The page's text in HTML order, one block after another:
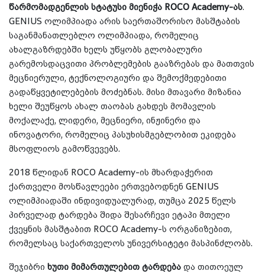
წარმომადგენლის სტატუსი მიენიჭა ROCO Academy-ას
GENIUS ოლიმპიადა არის საერთაშორისო მასშტაბის
საგანმანათლებლო ოლიმპიადა, რომელიც
ახალგაზრდებში ხელს უწყობს გლობალური
გარემოსდაცვითი პრობლემების გააზრებას და მათთვის
მეცნიერული, ტექნოლოგიური და შემოქმედებითი
გადაწყვეტილებების მოძებნას. მისი მთავარი მიზანია
ხელი შეუწყოს ახალ თაობას გახდეს მომავლის
მოქალაქე, ლიდერი, მეცნიერი, ინჟინერი და
ინოვატორი, რომელიც პასუხისმგებლობით ეკიდება
მსოფლიოს გამოწვევებს.
2018 წლიდან ROCO Academy-ის მხარდაჭერით
ქართველი მოსწავლეები ერთვებოდნენ GENIUS
ოლიმპიადაში ინდივიდუალურად, თუმცა 2025 წელს
პირველად ტარდება შიდა შესარჩევი ეტაპი მთელი
ქვეყნის მასშტაბით ROCO Academy-ს ორგანიზებით,
რომელსაც საქართველოს უნივერსიტეტი მასპინძლობს.
შეჯიბრი ხუთი მიმართულებით ტარდება და თითოეულ